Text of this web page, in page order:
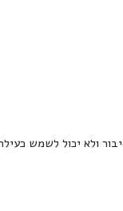
ולא יכול לשמש